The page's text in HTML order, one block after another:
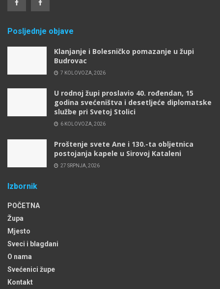
Posljednje objave
Klanjanje i Bolesničko pomazanje u župi
Budrovac
7 KOLOVOZA, 2026
U rodnoj župi proslavio 40. rođendan, 15
godina svećeništva i desetljeće diplomatske
službe pri Svetoj Stolici
6 KOLOVOZA, 2026
Proštenje svete Ane i 130.-ta obljetnica
postojanja kapele u Sirovoj Kataleni
27 SRPNJA, 2026
Izbornik
POČETNA
Župa
Mjesto
Sveci i blagdani
O nama
Svećenici župe
Kontakt